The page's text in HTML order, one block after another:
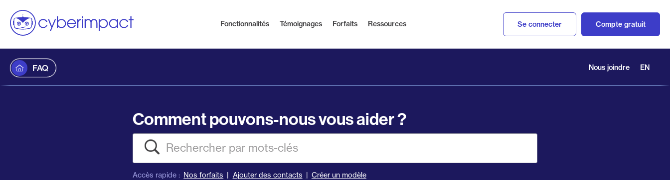
Fonctionnalités Témoignages Forfaits Ressources Se connecter Compte gratuit
FAQ Nous joindre EN
Comment pouvons-nous vous aider ?
Rechercher
Accès rapide : Nos forfaits Ajouter des contacts Créer un modèle